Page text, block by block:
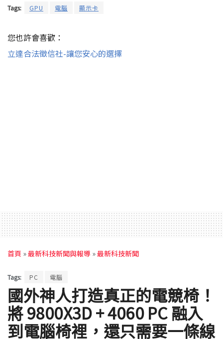
Tags: GPU 電腦 顯示卡
您也許會喜歡：
立達合法徵信社-讓您安心的選擇
首頁 »最新科技新聞與報導 »最新科技新聞
Tags: PC 電腦
國外神人打造真正的電競椅！
將 9800X3D + 4060 PC 融入
到電腦椅裡，還只需要一條線